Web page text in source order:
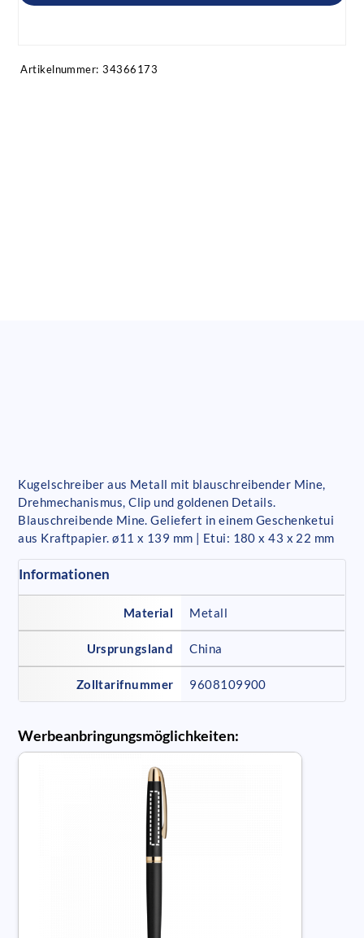
Artikelnummer: 34366173
Kugelschreiber aus Metall mit blauschreibender Mine,
Drehmechanismus, Clip und goldenen Details.
Blauschreibende Mine. Geliefert in einem Geschenketui
aus Kraftpapier. ø11 x 139 mm | Etui: 180 x 43 x 22 mm
Informationen
Material Metall
Ursprungsland China
Zolltarifnummer 9608109900
Werbeanbringungsmöglichkeiten: